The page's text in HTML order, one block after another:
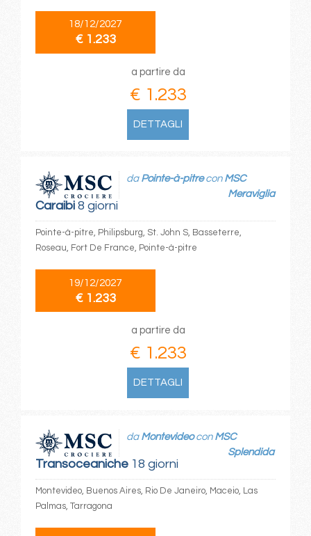
18/12/2027
€ 1.233
a partire da
€ 1.233
DETTAGLI
Caraibi8 giorni
da Pointe-à-pitrecon MSC
Meraviglia
Pointe-à-pitre, Philipsburg, St. John S, Basseterre,
Roseau, Fort De France, Pointe-à-pitre
19/12/2027
€ 1.233
a partire da
€ 1.233
DETTAGLI
Transoceaniche18 giorni
da Montevideocon MSC
Splendida
Montevideo, Buenos Aires, Rio De Janeiro, Maceio, Las
Palmas, Tarragona